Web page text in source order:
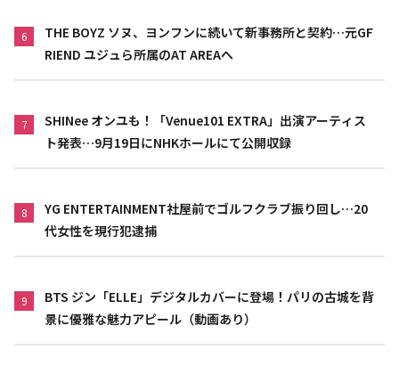
6
THE BOYZ ソヌ、ヨンフンに続いて新事務所と契約…元GF
RIEND ユジュら所属のAT AREAへ
7
SHINee オンユも！「Venue101 EXTRA」出演アーティス
ト発表…9月19日にNHKホールにて公開収録
8
YG ENTERTAINMENT社屋前でゴルフクラブ振り回し…20
代女性を現行犯逮捕
9
BTS ジン「ELLE」デジタルカバーに登場！パリの古城を背
景に優雅な魅力アピール（動画あり）